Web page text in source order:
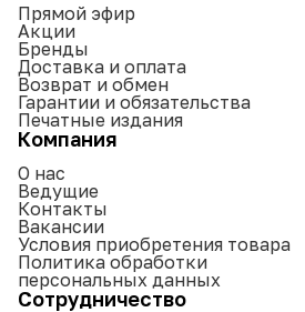
Прямой эфир
Акции
Бренды
Доставка и оплата
Возврат и обмен
Гарантии и обязательства
Печатные издания
Компания
О нас
Ведущие
Контакты
Вакансии
Условия приобретения товара
Политика обработки
персональных данных
Сотрудничество